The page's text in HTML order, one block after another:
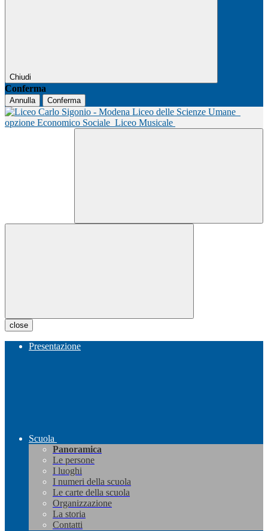
Chiudi
Conferma
Annulla Conferma
Liceo delle Scienze Umane
opzione Economico Sociale Liceo Musicale
close
Presentazione
Scuola
Panoramica
Le persone
I luoghi
I numeri della scuola
Le carte della scuola
Organizzazione
La storia
Contatti